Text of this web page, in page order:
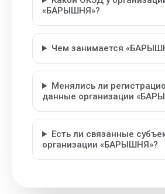
«БАРЫШНЯ»?
Чем занимается
Менялись ли
данные организации
Есть ли связанные
организации «БАРЫШНЯ»?